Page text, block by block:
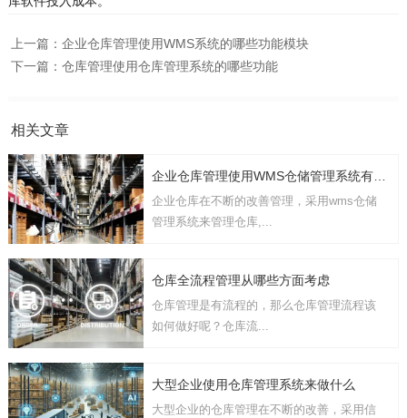
上一篇： 企业仓库管理使用WMS系统的哪些功能模块
下一篇： 仓库管理使用仓库管理系统的哪些功能
相关文章
企业仓库在不断的改善管理，采用wms仓储
管理系统来管理仓库,...
仓库全流程管理从哪些方面考虑
仓库管理是有流程的，那么仓库管理流程该
如何做好呢？仓库流...
大型企业使用仓库管理系统来做什么
大型企业的仓库管理在不断的改善，采用信